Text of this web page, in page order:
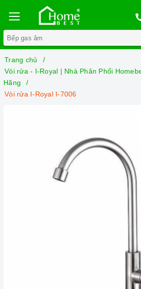
Trang chủ
Vòi rửa - I-Royal | Nhà Phân Phối
Hãng
Vòi rửa I-Royal I-7006